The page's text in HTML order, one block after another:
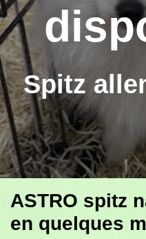
Spitz
ASTRO spitz
en quelques